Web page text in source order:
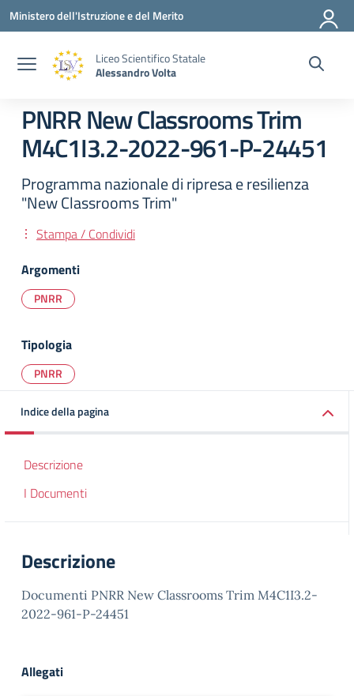
Vai ai contenuti
Vai al menu di navigazione
Vai al footer
Ministero dell'Istruzione e del Merito
Liceo Scientifico Statale
Alessandro Volta
PNRR New Classrooms Trim
M4C1I3.2-2022-961-P-24451
Programma nazionale di ripresa e resilienza
"New Classrooms Trim"
Stampa / Condividi
Argomenti
PNRR
Tipologia
PNRR
Indice della pagina
Descrizione
I Documenti
Descrizione
Documenti PNRR New Classrooms Trim M4C1I3.2-
2022-961-P-24451
Allegati